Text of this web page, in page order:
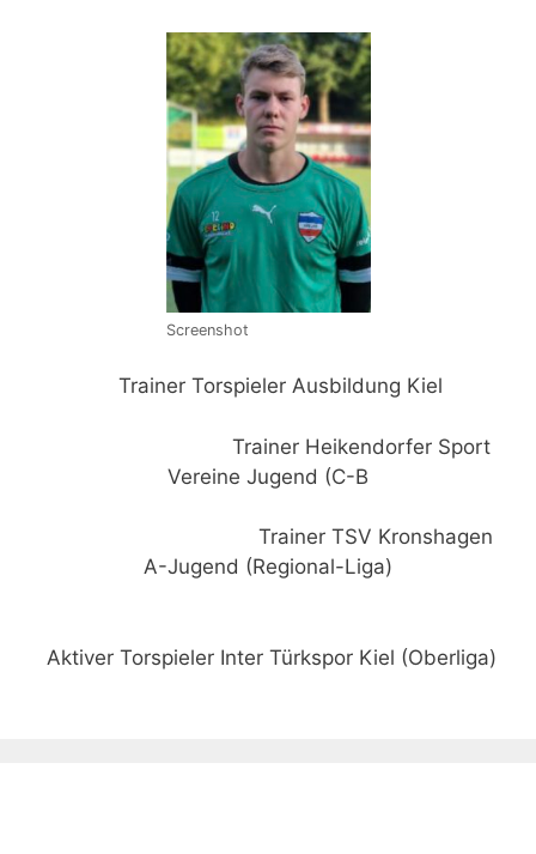
Screenshot
Trainer Torspieler Ausbildung Kiel
Trainer Heikendorfer Sport
Vereine Jugend (C-B
Trainer TSV Kronshagen
A-Jugend (Regional-Liga)
Aktiver Torspieler Inter Türkspor Kiel (Oberliga)